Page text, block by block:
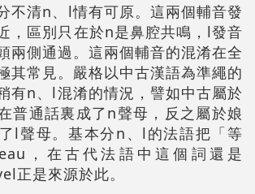
不清n、l情有可原。這兩個輔音發
，區別只在於n是鼻腔共鳴，l發音
兩側通過。這兩個輔音的混淆在全
其常見。嚴格以中古漢語為準繩的
有n、l混淆的情況，譬如中古屬於
普通話裏成了n聲母，反之屬於娘
l聲母。基本分n、l的法語把「等
，在古代法語中這個詞還是
正是來源於此。